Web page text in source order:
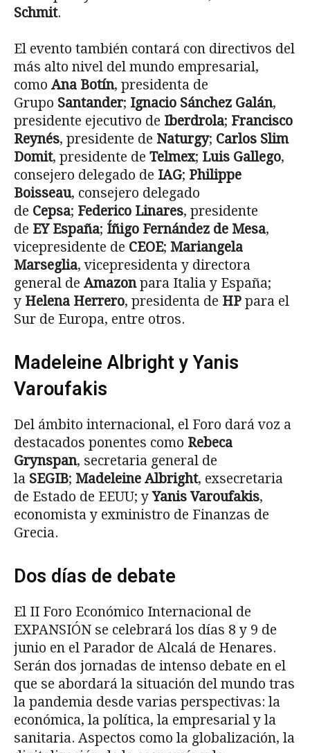
Schmit.
El evento también contará con directivos del
más alto nivel del mundo empresarial,
como Ana Botín, presidenta de
Grupo Santander; Ignacio Sánchez Galán,
presidente ejecutivo de Iberdrola; Francisco
Reynés, presidente de Naturgy; Carlos Slim
Domit, presidente de Telmex; Luis Gallego,
consejero delegado de IAG; Philippe
Boisseau, consejero delegado
de Cepsa; Federico Linares, presidente
de EY España; Íñigo Fernández de Mesa,
vicepresidente de CEOE; Mariangela
Marseglia, vicepresidenta y directora
general de Amazonpara Italia y España;
y Helena Herrero, presidenta de HP para el
Sur de Europa, entre otros.
Madeleine Albright y Yanis
Varoufakis
Del ámbito internacional, el Foro dará voz a
destacados ponentes como Rebeca
Grynspan, secretaria general de
la SEGIB; Madeleine Albright, exsecretaria
de Estado de EEUU; yYanis Varoufakis,
economista y exministro de Finanzas de
Grecia.
Dos días de debate
El II Foro Económico Internacional de
EXPANSIÓN se celebrará los días 8 y 9 de
junio en el Parador de Alcalá de Henares.
Serán dos jornadas de intenso debate en el
que se abordará la situación del mundo tras
la pandemia desde varias perspectivas: la
económica, la política, la empresarial y la
sanitaria. Aspectos como la globalización, la